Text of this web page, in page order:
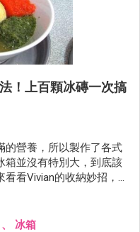
！上百顆冰磚一次搞
的營養，所以製作了各式
箱並沒有特別大，到底該
看Vivian的收納妙招，
時更方便優雅喔！
、 冰箱